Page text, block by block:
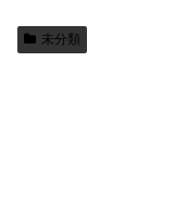
未分類